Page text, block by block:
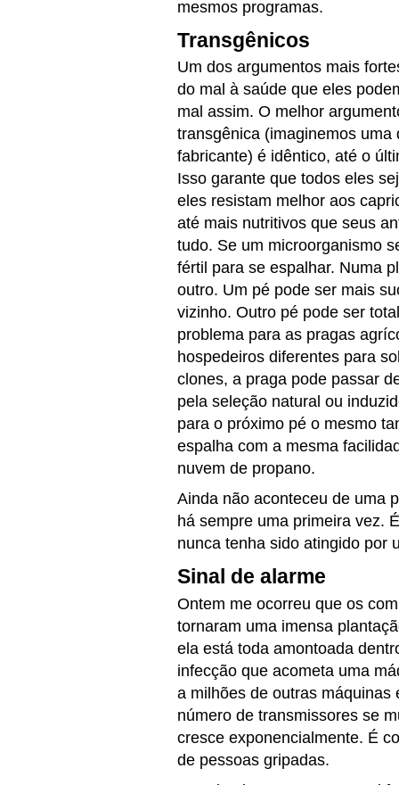
mesmos programas.
Transgênicos
Um dos argumentos mais
do mal à saúde que eles
mal assim. O melhor
transgênica (imaginemos
fabricante) é idêntico, até o
Isso garante que todos eles
eles resistam melhor aos
até mais nutritivos que seus
tudo. Se um microorganismo
fértil para se espalhar. Numa
outro. Um pé pode ser mais
vizinho. Outro pé pode ser
problema para as pragas
hospedeiros diferentes para
clones, a praga pode passar
pela seleção natural ou
para o próximo pé o mesmo
espalha com a mesma
nuvem de propano.
Ainda não aconteceu de uma
há sempre uma primeira vez.
nunca tenha sido atingido por
Sinal de alarme
Ontem me ocorreu que os
tornaram uma imensa
ela está toda amontoada
infecção que acometa uma
a milhões de outras máquinas
número de transmissores se
cresce exponencialmente. É
de pessoas gripadas.